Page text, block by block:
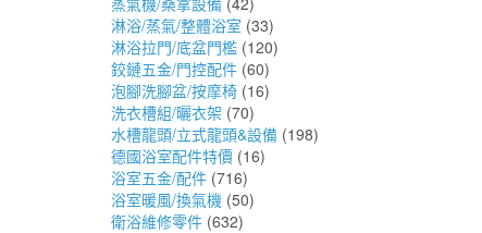
淋浴/蒸氣/整體浴室 (33)
淋浴拉門/底盆門檻 (120)
鉸鏈五金/門控配件 (60)
泡腳洗腳盆/按摩椅 (16)
洗衣槽組/曬衣架 (70)
水槽龍頭/立式龍頭&設備 (198)
德國浴室配件特價 (16)
浴室五金/配件 (716)
浴室暖風/換氣機 (50)
衛浴維修零件 (632)